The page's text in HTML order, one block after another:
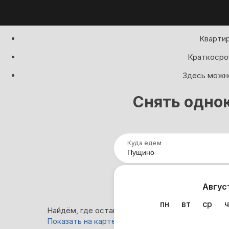
Здесь
Снять
Куда едем
пн
вт ср
Найдём, где остановиться в Пущино: 15
Показать на карте